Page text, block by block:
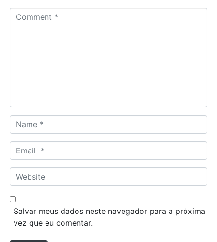
a
m
*
m
a
*
W
e
b
Salvar meus dados neste navegador para a próxima
vez que eu comentar.